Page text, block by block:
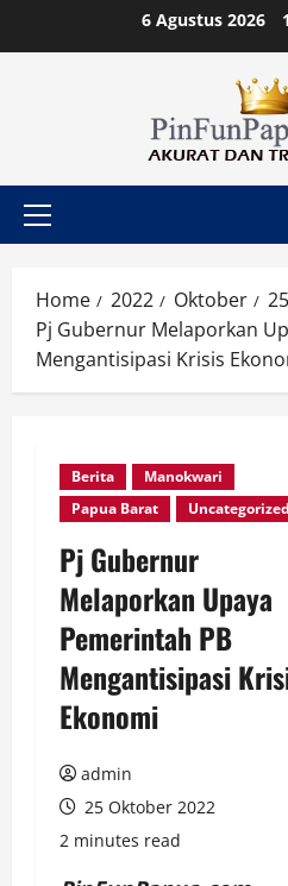
6 Agustus 2026
Primary
Home 2022 Oktober
25
Pj Gubernur Melaporkan
Mengantisipasi Krisis
Berita
Manokwari
Papua Barat
Uncategorized
Pj Gubernur
Melaporkan Upaya
Pemerintah PB
Mengantisipasi
Ekonomi
admin
25 Oktober 2022
2 minutes read